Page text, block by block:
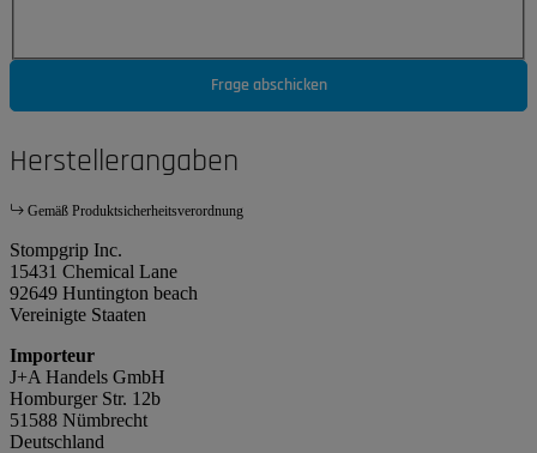
Frage abschicken
Herstellerangaben
Gemäß Produktsicherheitsverordnung
Stompgrip Inc.
15431 Chemical Lane
92649 Huntington beach
Vereinigte Staaten
Importeur
J+A Handels GmbH
Homburger Str. 12b
51588 Nümbrecht
Deutschland